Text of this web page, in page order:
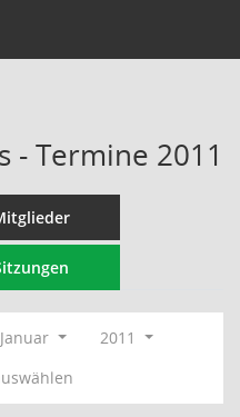
- Termine 2011
Januar
2011